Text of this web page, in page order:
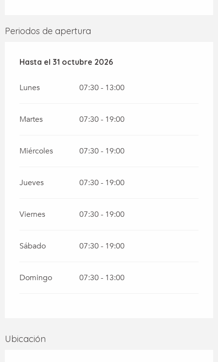
Periodos de apertura
Del12 enero 2026al31 octubre 2026
Hasta el 31 octubre 2026
Lunes 07:30 - 13:00
Martes 07:30 - 19:00
Miércoles 07:30 - 19:00
Jueves 07:30 - 19:00
Viernes 07:30 - 19:00
Sábado 07:30 - 19:00
Domingo 07:30 - 13:00
Ubicación